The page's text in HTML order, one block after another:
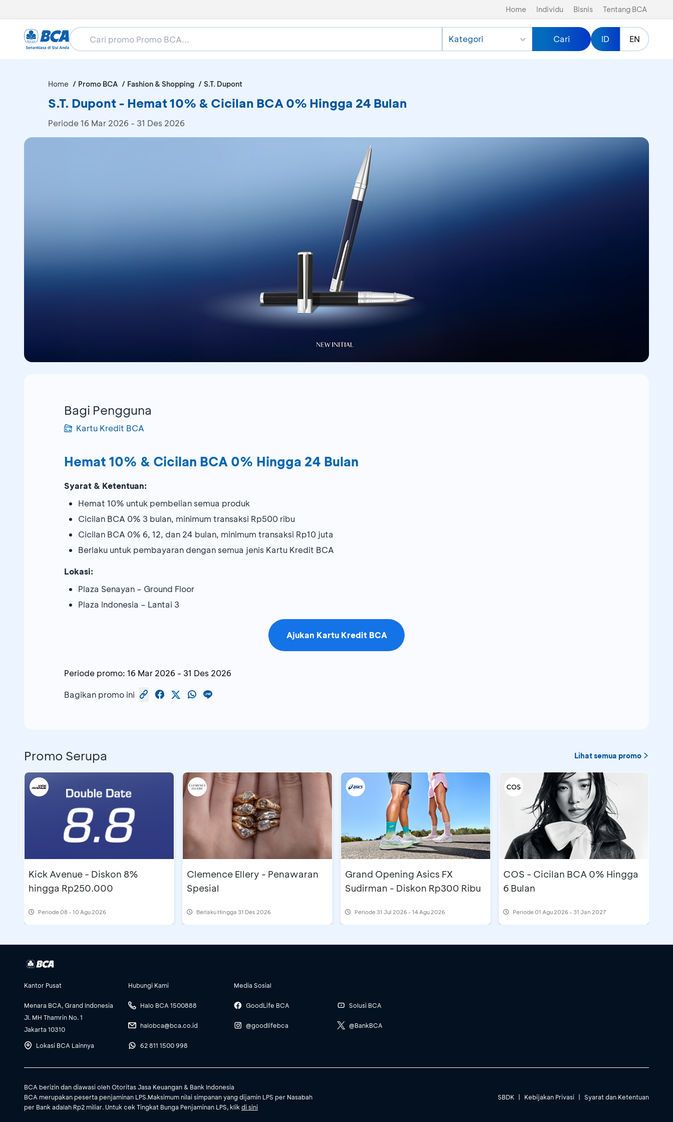
Home Individu Bisnis Tentang BCA
Kategori Cari ID EN
Home Promo BCA Fashion & Shopping S.T. Dupont
S.T. Dupont - Hemat 10% & Cicilan BCA 0% Hingga 24 Bulan
Periode16 Mar 2026 - 31 Des 2026
Bagi Pengguna
Kartu Kredit BCA
Hemat 10% & Cicilan BCA 0% Hingga 24 Bulan
Syarat & Ketentuan:
Hemat 10% untuk pembelian semua produk
Cicilan BCA 0% 3 bulan, minimum transaksi Rp500 ribu
Cicilan BCA 0% 6, 12, dan 24 bulan, minimum transaksi Rp10 juta
Berlaku untuk pembayaran dengan semua jenis Kartu Kredit BCA
Lokasi:
Plaza Senayan – Ground Floor
Plaza Indonesia – Lantai 3
Ajukan Kartu Kredit BCA
Periode promo: 16 Mar 2026 - 31 Des 2026
Bagikan promo ini
Promo Serupa Lihat semua promo
Kick Avenue - Diskon 8%
hingga Rp250.000
Periode08 - 10 Agu 2026
Clemence Ellery - Penawaran
Spesial
Berlaku Hingga 31 Des 2026
Grand Opening Asics FX
Sudirman - Diskon Rp300 Ribu
Periode 31 Jul 2026 - 14 Agu 2026
COS - Cicilan BCA 0% Hingga
6 Bulan
Periode01 Agu 2026 - 31 Jan 2027
Kantor Pusat
Menara BCA, Grand Indonesia
Jl. MH Thamrin No. 1
Jakarta 10310
Lokasi BCA Lainnya
Hubungi Kami
Halo BCA 1500888
halobca@bca.co.id
62 811 1500 998
Media Sosial
GoodLife BCA
@goodlifebca
Solusi BCA
@BankBCA
BCA berizin dan diawasi oleh Otoritas Jasa Keuangan & Bank Indonesia
BCA merupakan peserta penjaminan LPS.Maksimum nilai simpanan yang dijamin LPS per Nasabah
per Bank adalah Rp2 miliar. Untuk cek Tingkat Bunga Penjaminan LPS, klikdi sini
SBDK | Kebijakan Privasi | Syarat dan Ketentuan